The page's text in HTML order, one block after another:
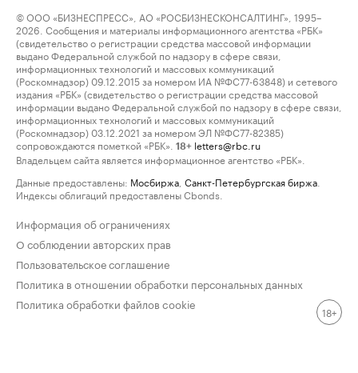
© ООО «БИЗНЕСПРЕСС», АО «РОСБИЗНЕСКОНСАЛТИНГ», 1995–
2026. Сообщения и материалы информационного агентства «РБК»
(свидетельство о регистрации средства массовой информации
выдано Федеральной службой по надзору в сфере связи,
информационных технологий и массовых коммуникаций
(Роскомнадзор) 09.12.2015 за номером ИА №ФС77-63848) и сетевого
издания «РБК» (свидетельство о регистрации средства массовой
информации выдано Федеральной службой по надзору в сфере связи,
информационных технологий и массовых коммуникаций
(Роскомнадзор) 03.12.2021 за номером ЭЛ №ФС77-82385)
сопровождаются пометкой «РБК».
18+ letters@rbc.ru
Владельцем сайта является информационное агентство «РБК».
Данные предоставлены: Мосбиржа Санкт-Петербургская биржа
Индексы облигаций предоставлены Cbonds.
Информация об ограничениях
О соблюдении авторских прав
Пользовательское соглашение
Политика в отношении обработки персональных данных
Политика обработки файлов cookie
18+